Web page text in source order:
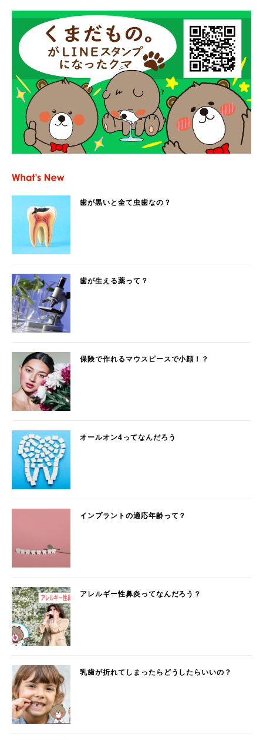
歯が黒いと全て虫歯なの？
歯が生える薬って？
保険で作れるマウスピースで小顔！？
オールオン4ってなんだろう
インプラントの適応年齢って？
アレルギー性鼻炎ってなんだろう？
乳歯が折れてしまったらどうしたらいいの？